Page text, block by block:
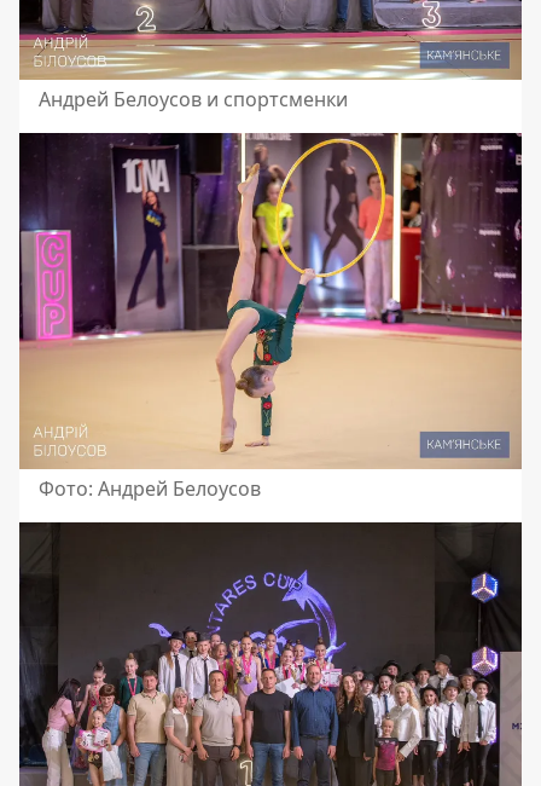
Андрей Белоусов и спортсменки
Фото: Андрей Белоусов